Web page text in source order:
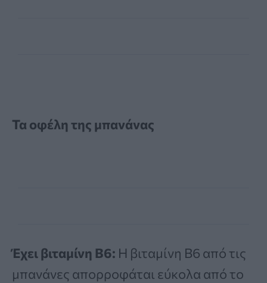
Τα οφέλη της μπανάνας
Έχει βιταμίνη Β6: Η βιταμίνη Β6 από τις
μπανάνες απορροφάται εύκολα από το